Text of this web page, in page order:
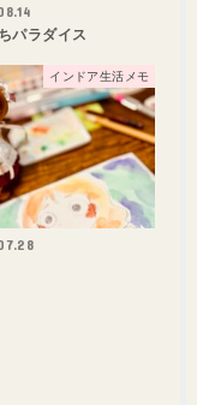
パラダイス
インドア生活メモ